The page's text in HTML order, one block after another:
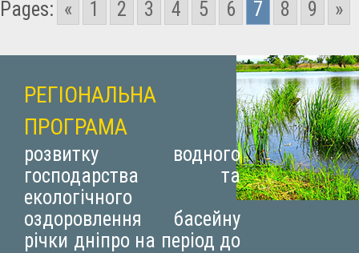
Pages: « 1 2 3 4 5 6 7 8 9 »
РЕГІОНАЛЬНА
ПРОГРАМА
розвитку водного
господарства та
екологічного
оздоровлення басейну
річки дніпро на період до